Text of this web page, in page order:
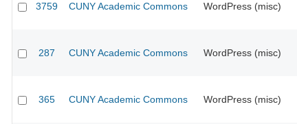
3759 CUNY Academic Commons WordPress (misc)
287 CUNY Academic Commons WordPress (misc)
365 CUNY Academic Commons WordPress (misc)